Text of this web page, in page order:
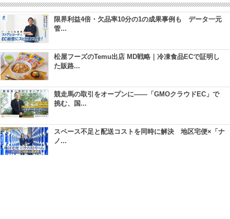
限界利益4倍・欠品率10分の1の成果事例も データ一元
管...
松屋フーズのTemu出店 MD戦略｜冷凍食品ECで証明し
た販路...
競走馬の取引をオープンに――「GMOクラウドEC」で
挑む、国...
スペース不足と配送コストを同時に解決 地区宅便×「ナ
ノ...